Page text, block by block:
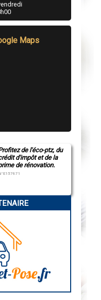
Maps
de l'éco-ptz, du
d'impôt et de la
de rénovation.